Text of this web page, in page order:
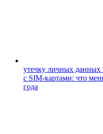
утечку личных данных
с SIM-картами: что
года